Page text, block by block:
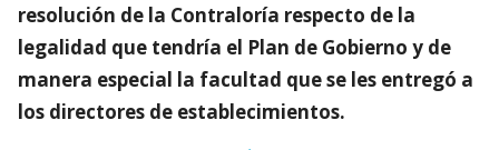
resolución de la Contraloría respecto de la
legalidad que tendría el Plan de Gobierno y de
manera especial la facultad que se les entregó a
los directores de establecimientos.